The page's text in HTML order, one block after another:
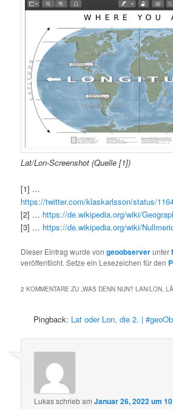
Lat/Lon-Screenshot (Quelle [1])
[1] …
https://twitter.com/klaskarlsson/status/
[2] … https://de.wikipedia.org/wiki/
[3] … https://de.wikipedia.org/wiki/
Dieser Eintrag wurde vongeoobserverunter
veröffentlicht. Setze ein Lesezeichen für den
2 KOMMENTARE ZU „WAS DENN NUN? LAN/LON,
Pingback: Lat oder Lon, die 2. |
LukasschriebamJanuar 26, 2022 um